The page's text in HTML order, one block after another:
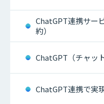
ChatGPT連携サー
約）
ChatGPT（チャッ
ChatGPT連携で実